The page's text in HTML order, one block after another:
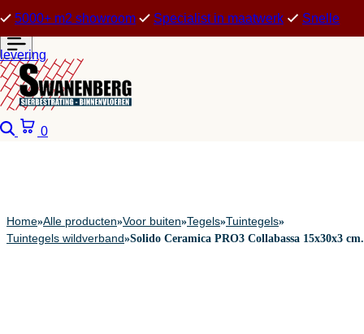
5000+ m2 showroom Specialist in maatwerk Snelle
levering
Zoeken
0
Home»Alle producten»Voor buiten»Tegels»Tuintegels»
Tuintegels wildverband»Solido Ceramica PRO3 Collabassa 15x30x3 cm.